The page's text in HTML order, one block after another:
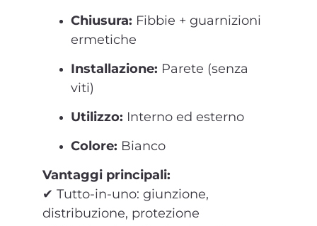
Chiusura: Fibbie + guarnizioni
ermetiche
Installazione: Parete (senza
viti)
Utilizzo: Interno ed esterno
Colore: Bianco
Vantaggi principali:
✔ Tutto-in-uno: giunzione,
distribuzione, protezione